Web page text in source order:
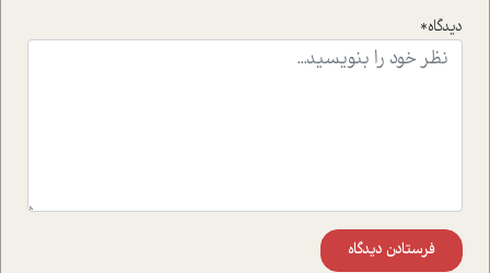
موثرترین راهکارهای استفاده از هوش مصنوعی در حوزه های
دیدگاه*
فرستادن دیدگاه